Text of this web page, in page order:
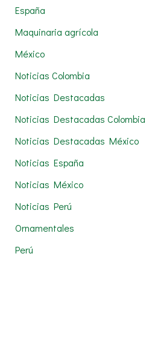
:España
Maquinaria agrícola
México
Noticias Colombia
Noticias Destacadas
Noticias Destacadas Colombia
Noticias Destacadas México
Noticias España
Noticias México
Noticias Perú
Ornamentales
Perú